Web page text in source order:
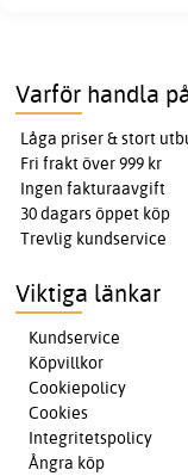
Varför handla
Låga priser & stort
Fri frakt över 999 kr
Ingen fakturaavgift
30 dagars öppet köp
Trevlig kundservice
Viktiga länkar
Kundservice
Köpvillkor
Cookiepolicy
Cookies
Integritetspolicy
Ångra köp